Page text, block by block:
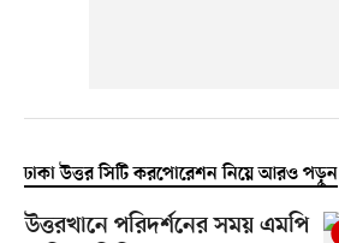
ঢাকা উত্তর সিটি করপোরেশন নিয়ে আরও পড়ুন
উত্তরখানে পরিদর্শনের সময় এমপি